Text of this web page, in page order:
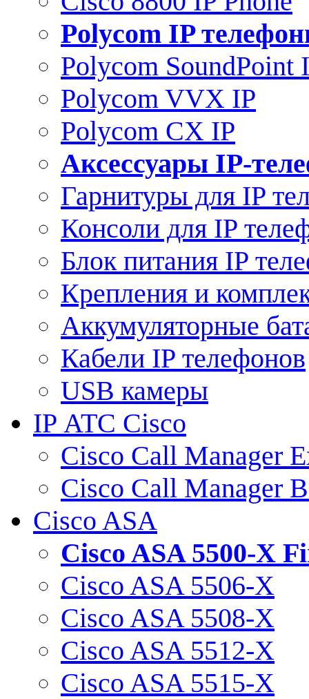
Polycom IP
Polycom SoundPoint
Polycom VVX IP
Polycom CX IP
Аксессуары IP-
Гарнитуры для IP
Консоли для IP
Блок питания IP
Крепления и
Аккумуляторные
Кабели IP телефонов
USB камеры
IP АТС Cisco
Cisco Call Manager
Cisco Call Manager
Cisco ASA
Cisco ASA 5500-X
Cisco ASA 5506-X
Cisco ASA 5508-X
Cisco ASA 5512-X
Cisco ASA 5515-X